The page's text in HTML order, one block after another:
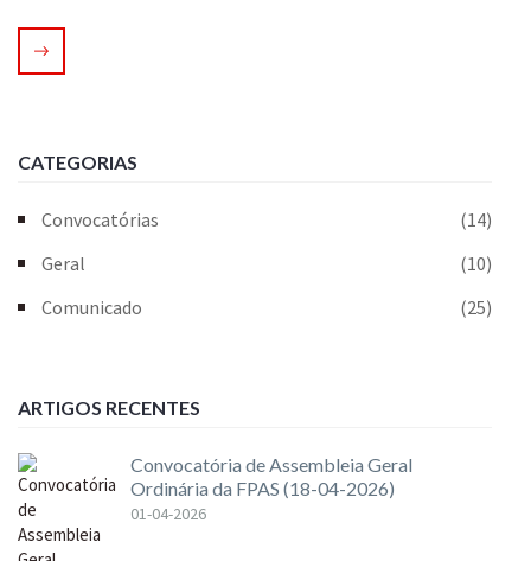
CATEGORIAS
Convocatórias
(14)
Geral
(10)
Comunicado
(25)
ARTIGOS RECENTES
Convocatória de Assembleia Geral
Ordinária da FPAS (18-04-2026)
01-04-2026